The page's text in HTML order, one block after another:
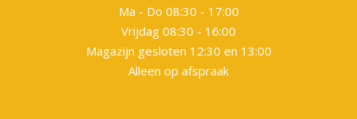
Ma - Do 08:30 - 17:00
Vrijdag 08:30 - 16:00
Magazijn gesloten 12:30 en 13:00
Alleen op afspraak